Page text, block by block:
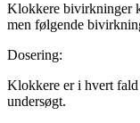
Klokkere bivirkninger
men følgende
Dosering:
Klokkere er i hvert fald
undersøgt.